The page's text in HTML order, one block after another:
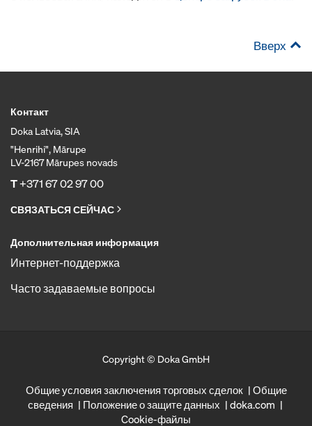
Вверх
Контакт
Doka Latvia, SIA
"Henrihi", Mārupe
LV-2167 Mārupes novads
T+371 67 02 97 00
СВЯЗАТЬСЯ СЕЙЧАС
Дополнительная информация
Интернет-поддержка
Часто задаваемые вопросы
Copyright © Doka GmbH
Общие условия заключения торговых сделок
Общие
сведения
Положение о защите данных
doka.com
Cookie-файлы